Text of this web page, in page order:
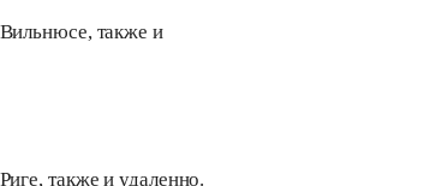
также и
также и удаленно.